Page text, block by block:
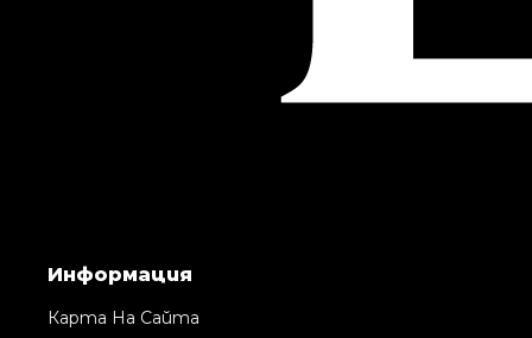
Информация
Карта На Сайта